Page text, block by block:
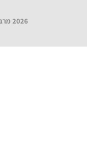
2026 מרב יונתן עיצוב ובניית אתרים